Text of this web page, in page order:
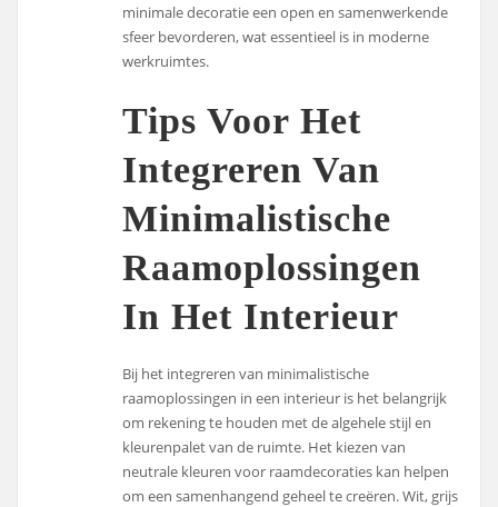
minimale decoratie een open en samenwerkende
sfeer bevorderen, wat essentieel is in moderne
werkruimtes.
Tips Voor Het
Integreren Van
Minimalistische
Raamoplossingen
In Het Interieur
Bij het integreren van minimalistische
raamoplossingen in een interieur is het belangrijk
om rekening te houden met de algehele stijl en
kleurenpalet van de ruimte. Het kiezen van
neutrale kleuren voor raamdecoraties kan helpen
om een samenhangend geheel te creëren. Wit, grijs